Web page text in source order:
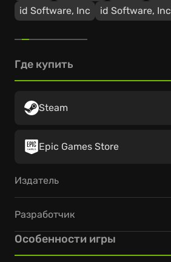
id Software, Inc
id Software, Inc
Где купить
Steam
Epic Games Store
Издатель
Разработчик
Особенности игры